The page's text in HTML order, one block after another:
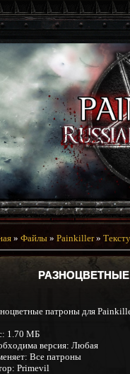
» Файлы » Painkiller»
РАЗНОЦВЕТНЫЕ
патроны для
1.70 МБ
версия: Любая
Все патроны
Primevil